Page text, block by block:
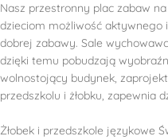
Nasz przestronny plac zabaw
dzieciom możliwość aktywnego
dobrej zabawy. Sale
dzięki temu pobudzają
wolnostojący budynek,
przedszkolu i żłobku, zapewnia
Żłobek i przedszkole językowe